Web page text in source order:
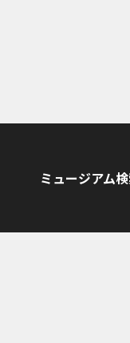
ミュージアム